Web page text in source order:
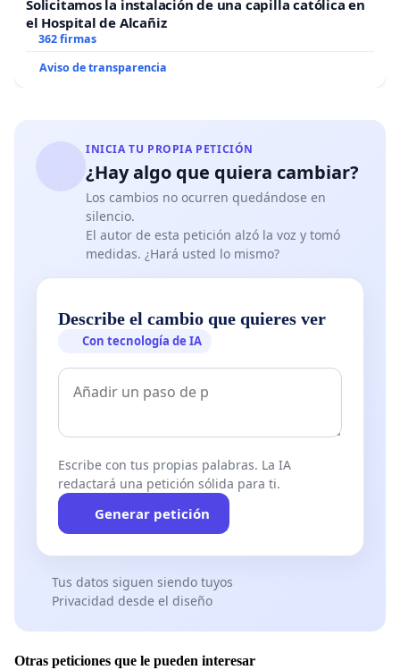
Solicitamos la instalación de una capilla católica en
el Hospital de Alcañiz
362 firmas
Aviso de transparencia
INICIA TU PROPIA PETICIÓN
¿Hay algo que quiera cambiar?
Los cambios no ocurren quedándose en
silencio.
El autor de esta petición alzó la voz y tomó
medidas. ¿Hará usted lo mismo?
Describe el cambio que quieres ver
Con tecnología de IA
Escribe con tus propias palabras. La IA
redactará una petición sólida para ti.
Generar petición
Tus datos siguen siendo tuyos
Privacidad desde el diseño
Otras peticiones que le pueden interesar